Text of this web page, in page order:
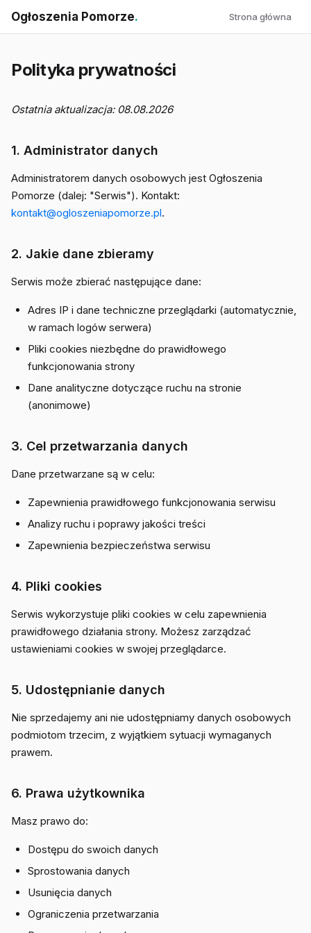
Ogłoszenia Pomorze. Strona główna
Polityka prywatności
Ostatnia aktualizacja: 08.08.2026
1. Administrator danych
Administratorem danych osobowych jest Ogłoszenia
Pomorze (dalej: "Serwis"). Kontakt:
kontakt@ogloszeniapomorze.pl.
2. Jakie dane zbieramy
Serwis może zbierać następujące dane:
Adres IP i dane techniczne przeglądarki (automatycznie,
w ramach logów serwera)
Pliki cookies niezbędne do prawidłowego
funkcjonowania strony
Dane analityczne dotyczące ruchu na stronie
(anonimowe)
3. Cel przetwarzania danych
Dane przetwarzane są w celu:
Zapewnienia prawidłowego funkcjonowania serwisu
Analizy ruchu i poprawy jakości treści
Zapewnienia bezpieczeństwa serwisu
4. Pliki cookies
Serwis wykorzystuje pliki cookies w celu zapewnienia
prawidłowego działania strony. Możesz zarządzać
ustawieniami cookies w swojej przeglądarce.
5. Udostępnianie danych
Nie sprzedajemy ani nie udostępniamy danych osobowych
podmiotom trzecim, z wyjątkiem sytuacji wymaganych
prawem.
6. Prawa użytkownika
Masz prawo do:
Dostępu do swoich danych
Sprostowania danych
Usunięcia danych
Ograniczenia przetwarzania